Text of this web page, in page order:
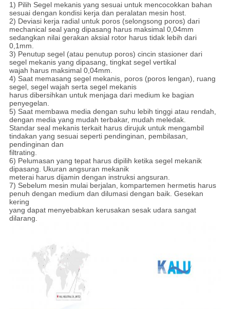
1) Pilih Segel mekanis yang sesuai untuk mencocokkan bahan
sesuai dengan kondisi kerja dan peralatan mesin host.
2) Deviasi kerja radial untuk poros (selongsong poros) dari
mechanical seal yang dipasang harus maksimal 0,04mm
sedangkan nilai gerakan aksial rotor harus tidak lebih dari
0,1mm.
3) Penutup segel (atau penutup poros) cincin stasioner dari
segel mekanis yang dipasang, tingkat segel vertikal
wajah harus maksimal 0,04mm.
4) Saat memasang segel mekanis, poros (poros lengan), ruang
segel, segel wajah serta segel mekanis
harus dibersihkan untuk menjaga dari medium ke bagian
penyegelan.
5) Saat membawa media dengan suhu lebih tinggi atau rendah,
dengan media yang mudah terbakar, mudah meledak.
Standar seal mekanis terkait harus dirujuk untuk mengambil
tindakan yang sesuai seperti pendinginan, pembilasan,
pendinginan dan
filtrating.
6) Pelumasan yang tepat harus dipilih ketika segel mekanik
dipasang. Ukuran angsuran mekanik
meterai harus dijamin dengan instruksi angsuran.
7) Sebelum mesin mulai berjalan, kompartemen hermetis harus
penuh dengan medium dan dilumasi dengan baik. Gesekan
kering
yang dapat menyebabkan kerusakan sesak udara sangat
dilarang.